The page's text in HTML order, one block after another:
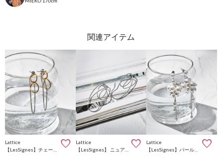
Lattice
【LesSignes】チェーンピアス
Lattice
【LesSignes】 ニュアンスピアス
Lattice
【LesSignes】パールピアス